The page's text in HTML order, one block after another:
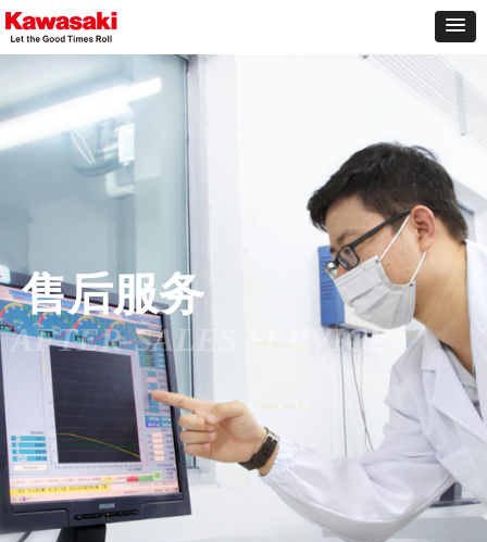
售后服务
AFTER-SALES SERVICE